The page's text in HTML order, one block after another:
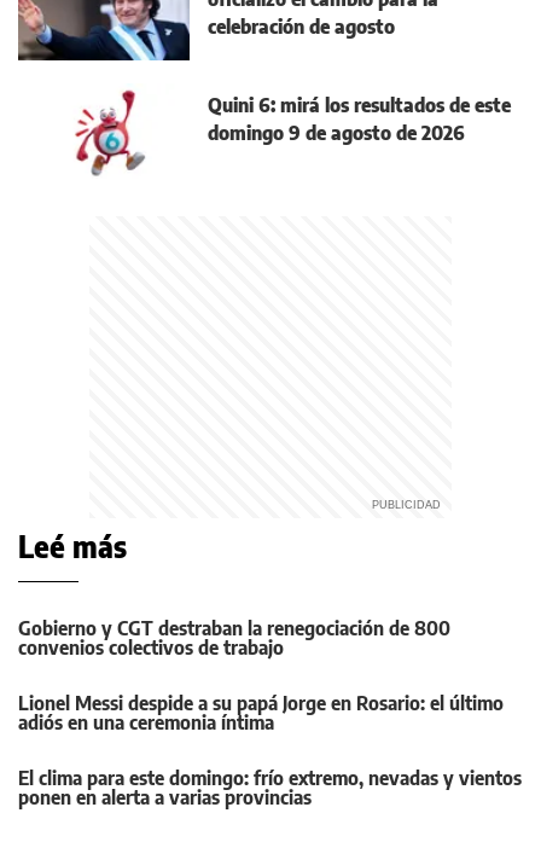
celebración de agosto
Quini 6: mirá los resultados de este
domingo 9 de agosto de 2026
Leé más
Gobierno y CGT destraban la renegociación de 800
convenios colectivos de trabajo
Lionel Messi despide a su papá Jorge en Rosario: el último
adiós en una ceremonia íntima
El clima para este domingo: frío extremo, nevadas y vientos
ponen en alerta a varias provincias